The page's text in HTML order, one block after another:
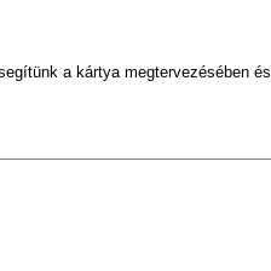
a kártya megtervezésében és